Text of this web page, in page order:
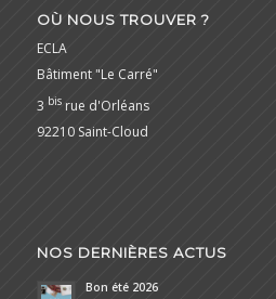
OÙ NOUS TROUVER ?
ECLA
Bâtiment "Le Carré"
3 bisrue d'Orléans
92210 Saint-Cloud
NOS DERNIÈRES ACTUS
Bon été 2026